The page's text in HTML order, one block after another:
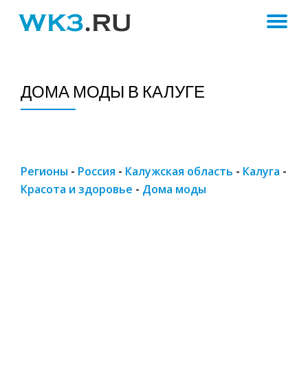
ДОМА МОДЫ В КАЛУГЕ
Регионы - Россия - Калужская область - Калуга -
Красота и здоровье - Дома моды